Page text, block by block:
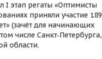
I этап регаты «Оптимисты
приняли участие 189
(зачёт для начинающих
числе Санкт‑Петербурга,
области.